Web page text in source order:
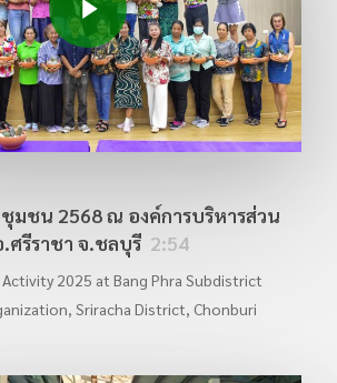
ชุมชน 2568 ณ องค์การบริหารส่วน
ศรีราชา จ.ชลบุรี 2:54
2025 at Bang Phra Subdistrict
Sriracha District, Chonburi